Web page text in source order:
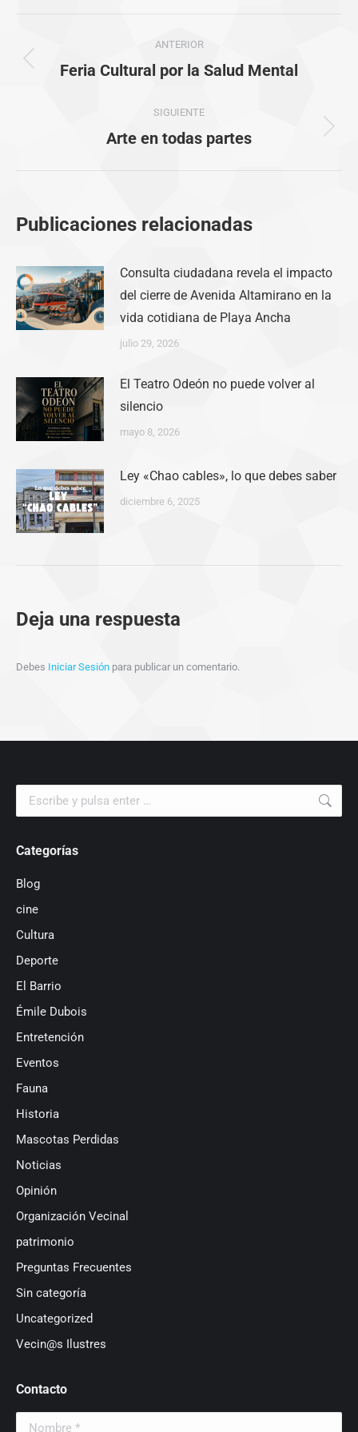
entre
publicaciones
ANTERIOR
Publicación
Feria Cultural por la Salud Mental
SIGUIENTE
Publicación
Arte en todas partes
Publicaciones relacionadas
Consulta ciudadana revela el impacto
del cierre de Avenida Altamirano en la
vida cotidiana de Playa Ancha
julio 29, 2026
El Teatro Odeón no puede volver al
silencio
mayo 8, 2026
Ley «Chao cables», lo que debes saber
diciembre 6, 2025
Deja una respuesta
Debes Iniciar Sesión para publicar un comentario.
Buscar:
Categorías
Blog
cine
Cultura
Deporte
El Barrio
Émile Dubois
Entretención
Eventos
Fauna
Historia
Mascotas Perdidas
Noticias
Opinión
Organización Vecinal
patrimonio
Preguntas Frecuentes
Sin categoría
Uncategorized
Vecin@s Ilustres
Contacto
Nombre *